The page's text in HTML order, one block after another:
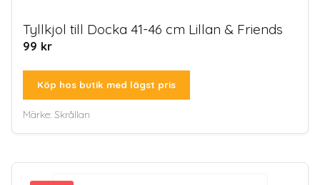
Tyllkjol till Docka 41-46 cm Lillan & Friends
99 kr
Köp hos butik med lägst pris
Märke: Skrållan